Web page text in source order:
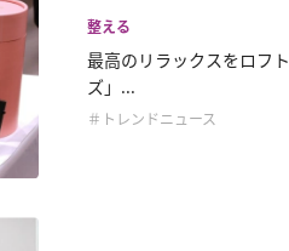
整える
最高のリラックスをロフ
ズ」...
＃トレンドニュース